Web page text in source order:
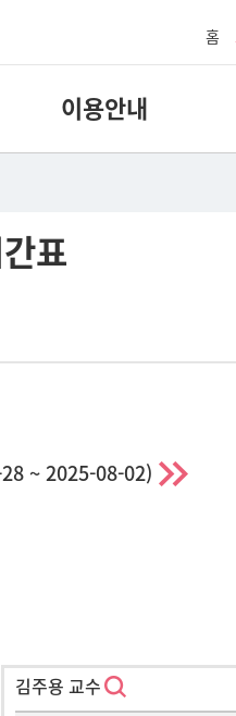
홈
이용안내
표
~ 2025-08-02)
김주용 교수